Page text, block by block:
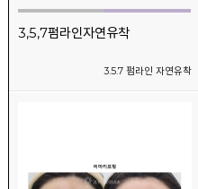
3,5,7펌라인자연유착
3.5.7 펌라인 자연유착